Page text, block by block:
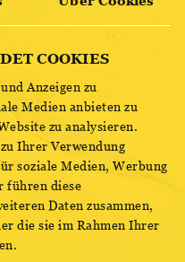
Minuten vor Ende der
COOKIES
Anzeigen zu
Medien anbieten zu
zu analysieren.
Ihrer Verwendung
soziale Medien, Werbung
führen diese
Daten zusammen,
die sie im Rahmen Ihrer